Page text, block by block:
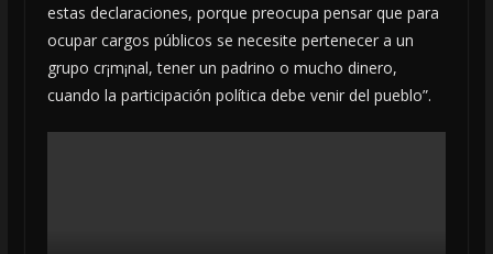
estas declaraciones, porque preocupa pensar que para
ocupar cargos públicos se necesite pertenecer a un
grupo cr¡m¡nal, tener un padrino o mucho dinero,
cuando la participación política debe venir del pueblo”.